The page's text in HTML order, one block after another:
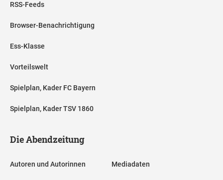
RSS-Feeds
Browser-Benachrichtigung
Ess-Klasse
Vorteilswelt
Spielplan, Kader FC Bayern
Spielplan, Kader TSV 1860
Die Abendzeitung
Autoren und Autorinnen Mediadaten